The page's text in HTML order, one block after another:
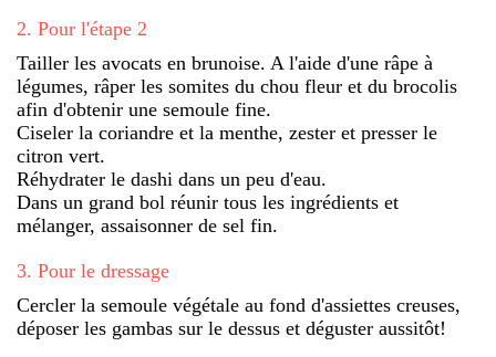
2. Pour l'étape 2
Tailler les avocats en brunoise. A l'aide d'une râpe à
légumes, râper les somites du chou fleur et du brocolis
afin d'obtenir une semoule fine.
Ciseler la coriandre et la menthe, zester et presser le
citron vert.
Réhydrater le dashi dans un peu d'eau.
Dans un grand bol réunir tous les ingrédients et
mélanger, assaisonner de sel fin.
3. Pour le dressage
Cercler la semoule végétale au fond d'assiettes creuses,
déposer les gambas sur le dessus et déguster aussitôt!